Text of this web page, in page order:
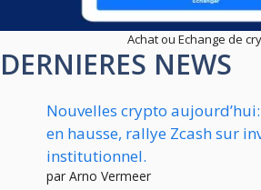
Achat ou Echange de
DERNIERES NEWS
Nouvelles crypto
en hausse, rallye Zcash sur
institutionnel.
par Arno Vermeer